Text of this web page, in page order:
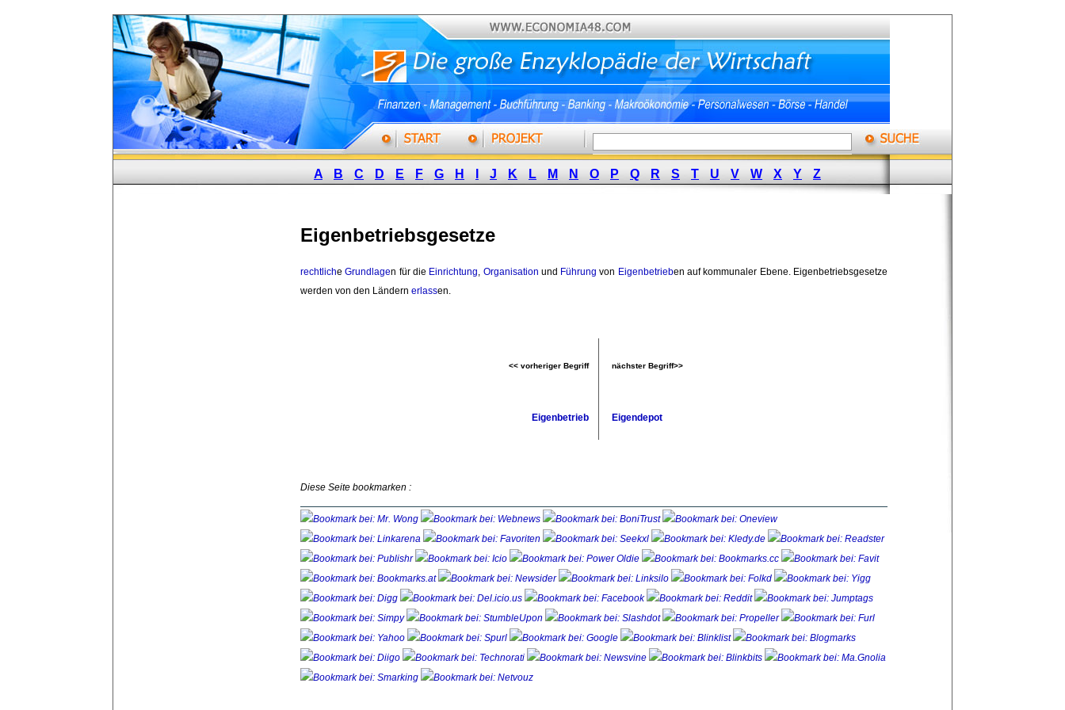
A B C D E F G H J K L M N O P Q R S T U V W X Y Z
Eigenbetriebsgesetze
rechtlicheGrundlagen für die Einrichtung, Organisation und Führung von Eigenbetrieben auf kommunaler Ebene. Eigenbetriebsgesetze
werden von den Ländern erlassen.
<< vorheriger Begriff nächster Begriff>>
Eigenbetrieb Eigendepot
Diese Seite bookmarken :